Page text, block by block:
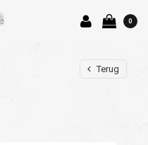
0
Terug